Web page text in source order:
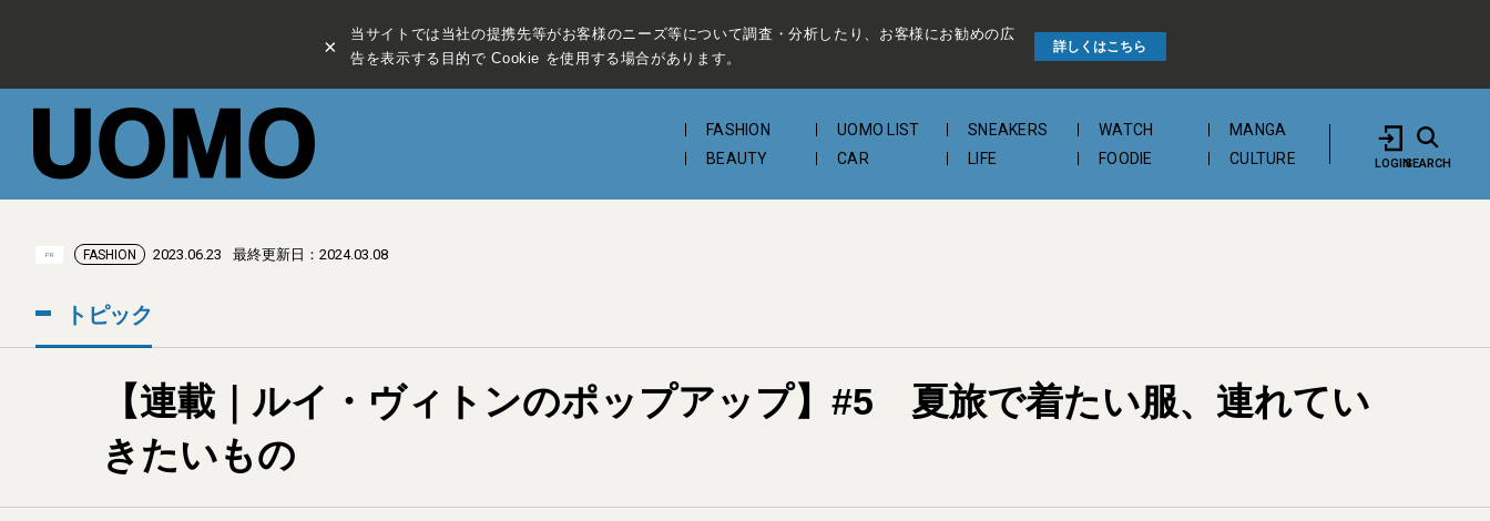
×
当サイトでは当社の提携先等がお客様のニーズ等について調査・分析したり、お客様にお勧めの広
告を表示する目的で Cookie を使用する場合があります。
詳しくはこちら
FASHION UOMO LIST SNEAKERS WATCH
MANGA
BEAUTY
CAR LIFE FOODIE CULTURE LOGINSEARCH
PR FASHION 2023.06.23 最終更新日：2024.03.08
トピック
【連載｜ルイ・ヴィトンのポップアップ】#5 夏旅で着たい服、連れてい
きたいもの